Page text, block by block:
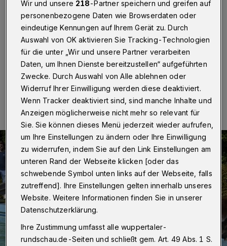
Wuppertal·Einmal im Jahr – immer nach Abschluss
der Badesaison und am letzten Tag vor der
Winterpause – findet im Freibad Eckbusch das
traditionelle Hundeschwimmen statt. Am Sonntag (25.
September 2022) war es wieder soweit.
25.09.2022 , 19:00 Uhr Eine Minute Lesezeit
Wir und unsere 218-Partner speichern und greifen auf
personenbezogene Daten wie Browserdaten oder
eindeutige Kennungen auf Ihrem Gerät zu. Durch
Auswahl von OK aktivieren Sie Tracking-Technologien
für die unter „Wir und unsere Partner verarbeiten
Daten, um Ihnen Dienste bereitzustellen“ aufgeführten
Zwecke. Durch Auswahl von Alle ablehnen oder
Widerruf Ihrer Einwilligung werden diese deaktiviert.
Wenn Tracker deaktiviert sind, sind manche Inhalte und
Anzeigen möglicherweise nicht mehr so relevant für
Sie. Sie können dieses Menü jederzeit wieder aufrufen,
um Ihre Einstellungen zu ändern oder Ihre Einwilligung
zu widerrufen, indem Sie auf den Link Einstellungen am
unteren Rand der Webseite klicken [oder das
schwebende Symbol unten links auf der Webseite, falls
zutreffend]. Ihre Einstellungen gelten innerhalb unseres
Website. Weitere Informationen finden Sie in unserer
Datenschutzerklärung.
Ihre Zustimmung umfasst alle wuppertaler-
rundschau.de-Seiten und schließt gem. Art. 49 Abs. 1 S.